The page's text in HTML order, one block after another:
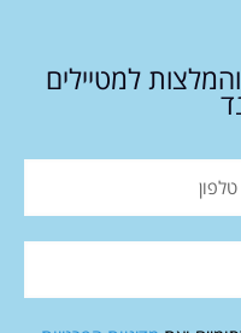
למטיילים